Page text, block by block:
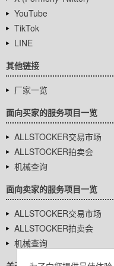
YouTube
TikTok
LINE
其他链接
厂家一览
面向买家的服务项目一览
ALLSTOCKER交易市场
ALLSTOCKER拍卖会
机械查询
面向卖家的服务项目一览
ALLSTOCKER交易市场
ALLSTOCKER拍卖会
机械查询